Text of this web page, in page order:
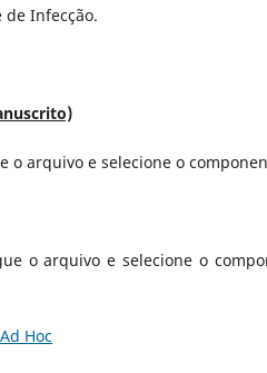
de Infecção.
arquivo e selecione o
o arquivo e selecione o
Hoc